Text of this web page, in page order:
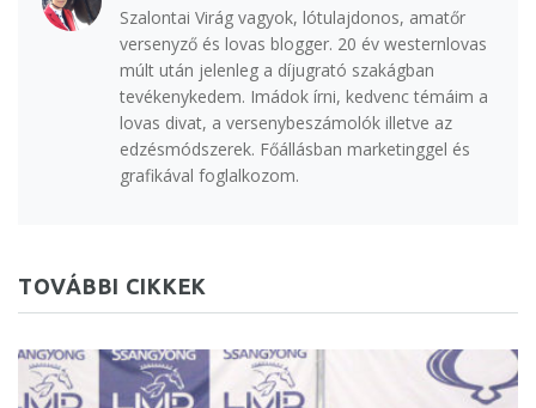
Szalontai Virág vagyok, lótulajdonos, amatőr
versenyző és lovas blogger. 20 év westernlovas
múlt után jelenleg a díjugrató szakágban
tevékenykedem. Imádok írni, kedvenc témáim a
lovas divat, a versenybeszámolók illetve az
edzésmódszerek. Főállásban marketinggel és
grafikával foglalkozom.
TOVÁBBI CIKKEK